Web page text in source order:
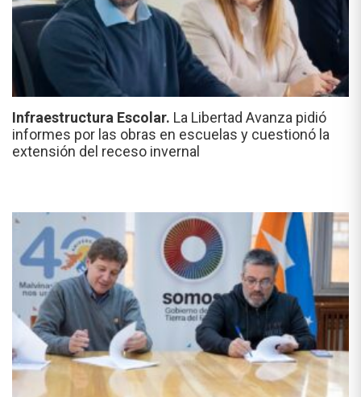
Infraestructura Escolar. La Libertad Avanza pidió
informes por las obras en escuelas y cuestionó la
extensión del receso invernal